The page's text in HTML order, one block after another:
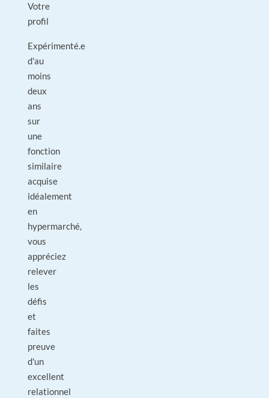
Votre
profil
Expérimenté.e
d'au
moins
deux
ans
sur
une
fonction
similaire
acquise
idéalement
en
hypermarché,
vous
appréciez
relever
les
défis
et
faites
preuve
d'un
excellent
relationnel